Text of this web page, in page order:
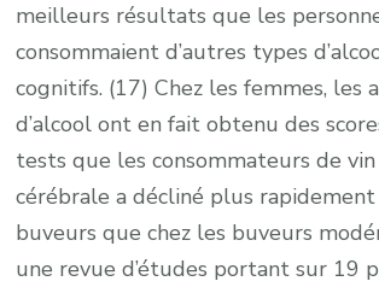
meilleurs résultats que les
consommaient d’autres types
cognitifs. (17) Chez les femmes, les
d’alcool ont en fait obtenu des
tests que les consommateurs de
cérébrale a décliné plus rapidement
buveurs que chez les buveurs
une revue d’études portant sur 19